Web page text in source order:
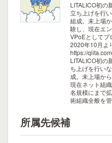
LITALICO初の
立ち上げを行
組成。未上場
験し、現在エ
VPoEとしてプ
2020年10月よ
https://
LITALICO初の
ち上げを行い
成。未上場か
現在ネット組
名規模にまで
術組織全般を
所属先候補